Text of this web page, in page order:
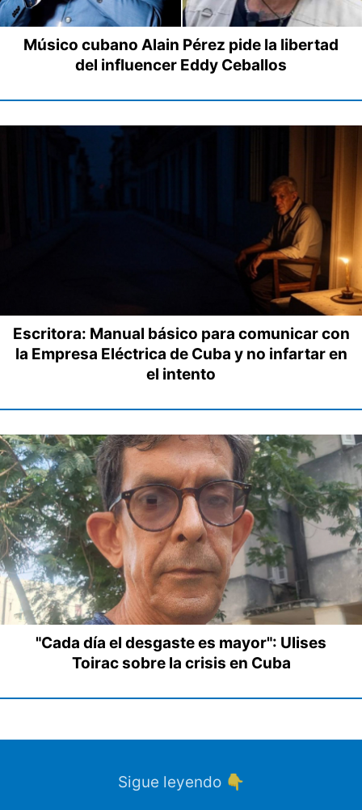
Músico cubano Alain Pérez pide la libertad
del influencer Eddy Ceballos
Escritora: Manual básico para comunicar con
la Empresa Eléctrica de Cuba y no infartar en
el intento
"Cada día el desgaste es mayor": Ulises
Toirac sobre la crisis en Cuba
Sigue leyendo 👇